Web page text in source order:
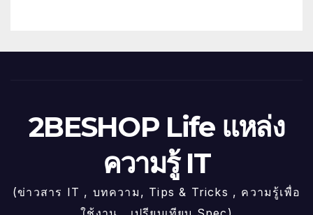
2BESHOP Life แหล่ง
ความรู้ IT
(ข่าวสาร IT , บทความ, Tips & Tricks , ความรู้เพื่อ